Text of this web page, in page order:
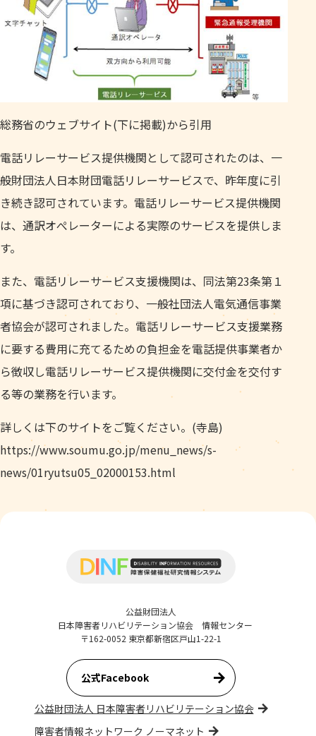
総務省のウェブサイト(下に掲載)から引用
電話リレーサービス提供機関として認可されたのは、一
般財団法人日本財団電話リレーサービスで、昨年度に引
き続き認可されています。電話リレーサービス提供機関
は、通訳オぺレーターによる実際のサービスを提供しま
す。
また、電話リレーサービス支援機関は、同法第23条第１
項に基づき認可されており、一般社団法人電気通信事業
者協会が認可されました。電話リレーサービス支援業務
に要する費用に充てるための負担金を電話提供事業者か
ら徴収し電話リレーサービス提供機関に交付金を交付す
る等の業務を行います。
詳しくは下のサイトをご覧ください。(寺島)
https://www.soumu.go.jp/menu_news/s-
news/01ryutsu05_02000153.html
公益財団法人
日本障害者リハビリテーション協会 情報センター
〒162-0052 東京都新宿区戸山1-22-1
公式Facebook
公益財団法人 日本障害者リハビリテーション協会
障害者情報ネットワーク ノーマネット